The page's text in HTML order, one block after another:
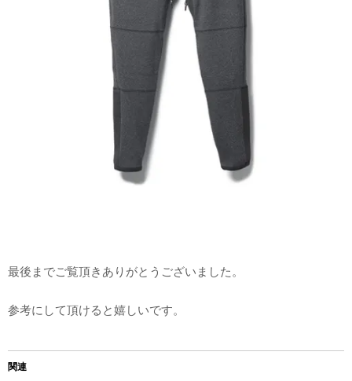
最後までご覧頂きありがとうございました。
参考にして頂けると嬉しいです。
関連